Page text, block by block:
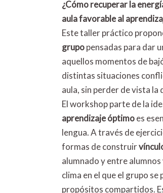
¿Cómo recuperar la
aula favorable al
Este taller práctico
grupopensadas para dar
aquellos momentos de
distintas situaciones
aula, sin perder de vista
El workshop parte de la
aprendizaje óptimoes
lengua. A través de
formas de construir
alumnado y entre
clima en el que el grupo
propósitos compartidos.